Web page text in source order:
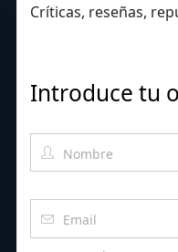
Críticas, reseñas,
Introduce tu